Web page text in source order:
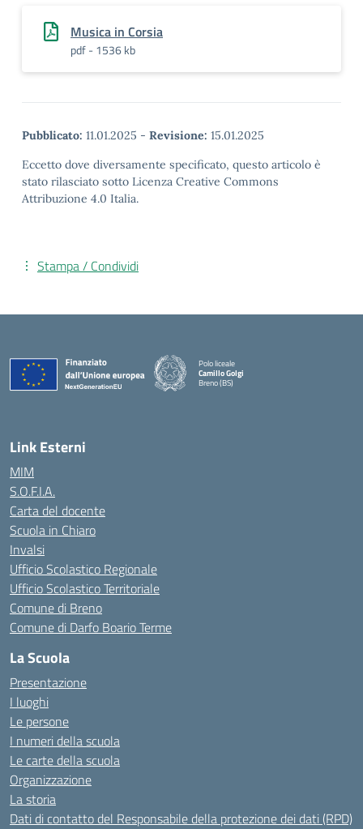
Musica in Corsia
pdf - 1536 kb
Pubblicato: 11.01.2025 - Revisione: 15.01.2025
Eccetto dove diversamente specificato, questo articolo è
stato rilasciato sotto Licenza Creative Commons
Attribuzione 4.0 Italia.
Stampa / Condividi
Polo liceale
Camillo Golgi
Breno (BS)
Link Esterni
MIM
S.O.F.I.A.
Carta del docente
Scuola in Chiaro
Invalsi
Ufficio Scolastico Regionale
Ufficio Scolastico Territoriale
Comune di Breno
Comune di Darfo Boario Terme
La Scuola
Presentazione
I luoghi
Le persone
I numeri della scuola
Le carte della scuola
Organizzazione
La storia
Dati di contatto del Responsabile della protezione dei dati (RPD)